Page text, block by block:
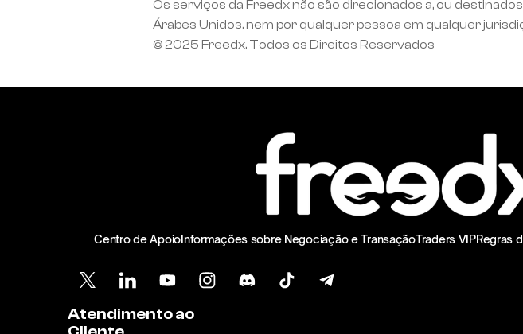
Os serviços da Freedx não são direcionados a, ou
Árabes Unidos, nem por qualquer pessoa em qualquer
© 2025 Freedx, Todos os Direitos Reservados
Centro de ApoioInformações sobre Negociação e TransaçãoTraders VIPRegras
Atendimento ao